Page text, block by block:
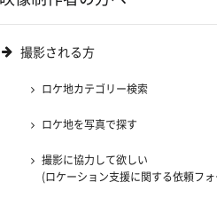
撮影される方
ロケ地カテゴリー検索
ロケ地を写真で探す
撮影に協力して欲しい
(ロケーション支援に関する依頼フォ